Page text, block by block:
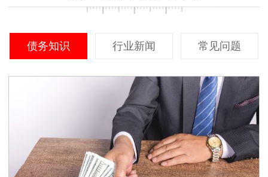
债务知识 行业新闻 常见问题